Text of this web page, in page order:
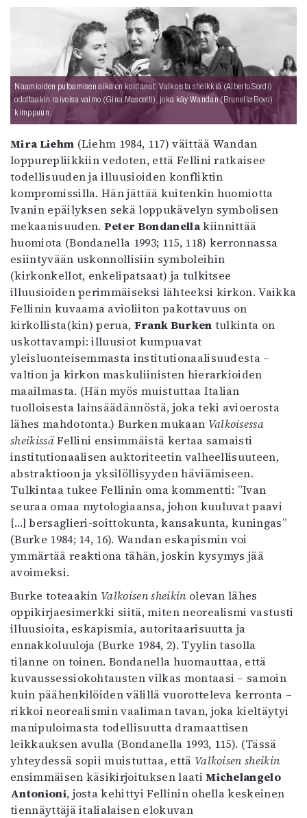
Naamioiden putoamisen aika on koittanut: Valkoista sheikkiä (Alberto Sordi)
odottaakin raivoisa vaimo (Gina Mascetti), joka käy Wandan (Brunella Bovo)
kimppuun.
Mira Liehm (Liehm 1984, 117) väittää Wandan
loppurepliikkiin vedoten, että Fellini ratkaisee
todellisuuden ja illuusioiden konfliktin
kompromissilla. Hän jättää kuitenkin huomiotta
Ivanin epäilyksen sekä loppukävelyn symbolisen
mekaanisuuden. Peter Bondanellakiinnittää
huomiota (Bondanella 1993; 115, 118) kerronnassa
esiintyvään uskonnollisiin symboleihin
(kirkonkellot, enkelipatsaat) ja tulkitsee
illuusioiden perimmäiseksi lähteeksi kirkon. Vaikka
Fellinin kuvaama avioliiton pakottavuus on
kirkollista(kin) perua, Frank Burken tulkinta on
uskottavampi: illuusiot kumpuavat
yleisluonteisemmasta institutionaalisuudesta –
valtion ja kirkon maskuliinisten hierarkioiden
maailmasta. (Hän myös muistuttaa Italian
tuolloisesta lainsäädännöstä, joka teki avioerosta
lähes mahdotonta.) Burken mukaan Valkoisessa
sheikissäFellini ensimmäistä kertaa samaisti
institutionaalisen auktoriteetin valheellisuuteen,
abstraktioon ja yksilöllisyyden häviämiseen.
Tulkintaa tukee Fellinin oma kommentti: ”Ivan
seuraa omaa mytologiaansa, johon kuuluvat paavi
[…] bersaglieri-soittokunta, kansakunta, kuningas”
(Burke 1984; 14, 16). Wandan eskapismin voi
ymmärtää reaktiona tähän, joskin kysymys jää
avoimeksi.
Burke toteaakin Valkoisen sheikin olevan lähes
oppikirjaesimerkki siitä, miten neorealismi vastusti
illuusioita, eskapismia, autoritaarisuutta ja
ennakkoluuloja (Burke 1984, 2). Tyylin tasolla
tilanne on toinen. Bondanella huomauttaa, että
kuvaussessiokohtausten vilkas montaasi – samoin
kuin päähenkilöiden välillä vuorotteleva kerronta –
rikkoi neorealismin vaaliman tavan, joka kieltäytyi
manipuloimasta todellisuutta dramaattisen
leikkauksen avulla (Bondanella 1993, 115). (Tässä
yhteydessä sopii muistuttaa, että Valkoisen sheikin
ensimmäisen käsikirjoituksen laatiMichelangelo
Antonioni, josta kehittyi Fellinin ohella keskeinen
tiennäyttäjä italialaisen elokuvan